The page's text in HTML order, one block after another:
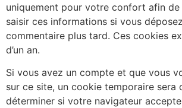
uniquement pour votre confort afin de
saisir ces informations si vous
commentaire plus tard. Ces cookies
d’un an.
Si vous avez un compte et que vous
sur ce site, un cookie temporaire sera
déterminer si votre navigateur